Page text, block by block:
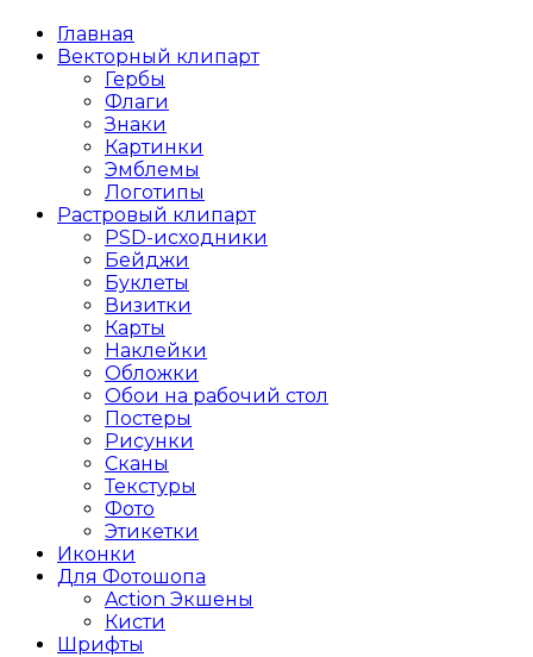
Главная
Векторный клипарт
Гербы
Флаги
Знаки
Картинки
Эмблемы
Логотипы
Растровый клипарт
PSD-исходники
Бейджи
Буклеты
Визитки
Карты
Наклейки
Обложки
Обои на рабочий стол
Постеры
Рисунки
Сканы
Текстуры
Фото
Этикетки
Иконки
Для Фотошопа
Action Экшены
Кисти
Шрифты